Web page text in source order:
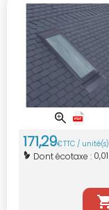
171,29€TTC / unité(s)
Dont écotaxe : 0,01